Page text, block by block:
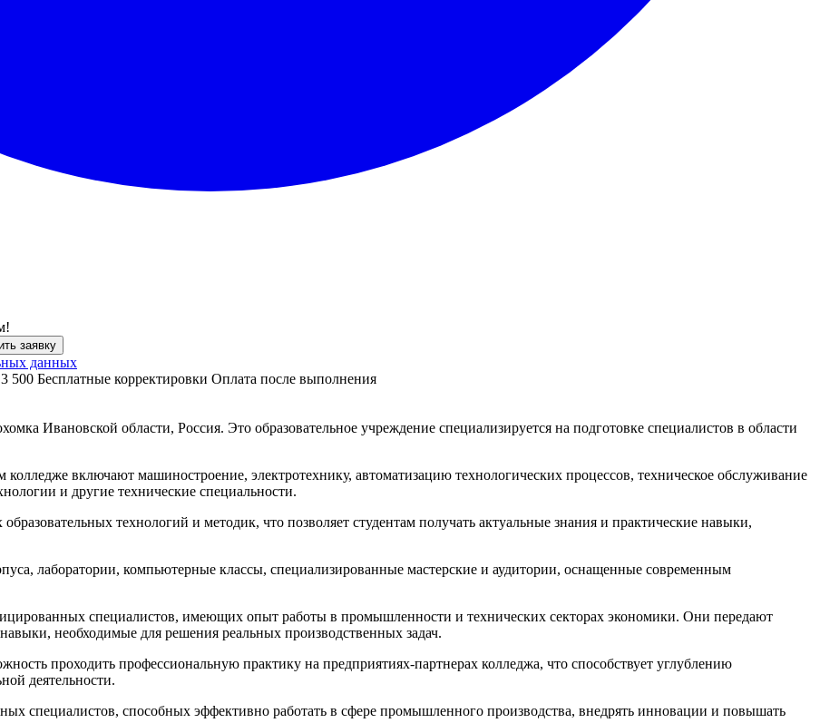
заявку
данных
500 Бесплатные корректировки Оплата после выполнения
Ивановской области, Россия. Это образовательное учреждение специализируется на подготовке специалистов в области
включают машиностроение, электротехнику, автоматизацию технологических процессов, техническое обслуживание
и другие технические специальности.
технологий и методик, что позволяет студентам получать актуальные знания и практические навыки,
лаборатории, компьютерные классы, специализированные мастерские и аудитории, оснащенные современным
специалистов, имеющих опыт работы в промышленности и технических секторах экономики. Они передают
необходимые для решения реальных производственных задач.
проходить профессиональную практику на предприятиях-партнерах колледжа, что способствует углублению
деятельности.
специалистов, способных эффективно работать в сфере промышленного производства, внедрять инновации и повышать